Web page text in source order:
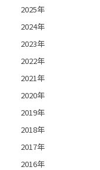
2025年
2024年
2023年
2022年
2021年
2020年
2019年
2018年
2017年
2016年